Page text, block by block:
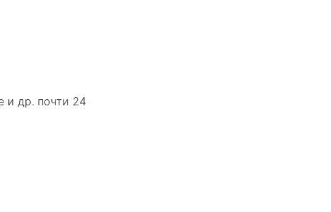
и др. почти 24